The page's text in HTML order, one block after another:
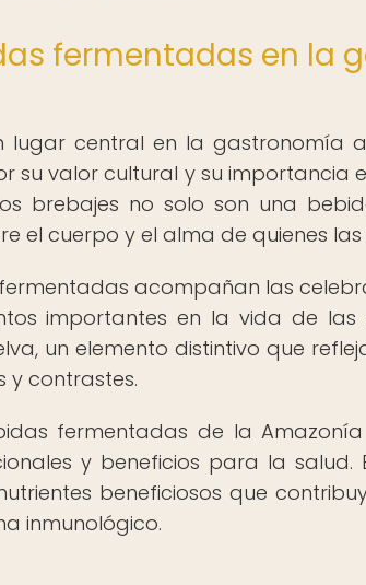
fermentadas en la
central en la gastronomía
su valor cultural y su importancia
brebajes no solo son una
el cuerpo y el alma de quienes las
acompañan las
importantes en la vida de las
un elemento distintivo que
y contrastes.
fermentadas de la
y beneficios para la salud.
beneficiosos que
inmunológico.